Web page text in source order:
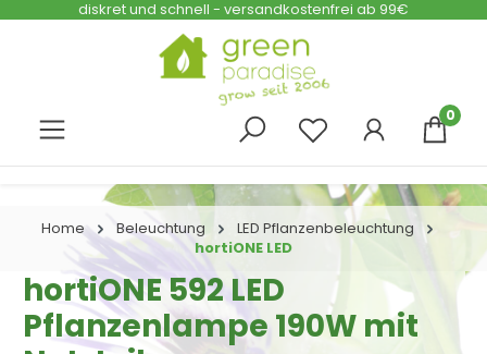
Zum Hauptinhalt springen
diskret und schnell - versandkostenfrei ab 99€
0
Home Beleuchtung
LED Pflanzenbeleuchtung
hortiONE LED
hortiONE 592 LED
Pflanzenlampe 190W mit